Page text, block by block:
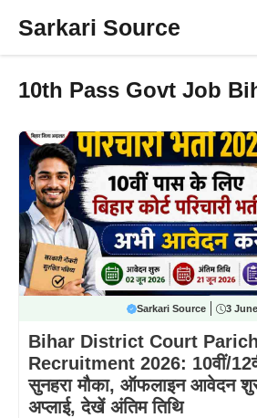
Sarkari Source
10th Pass Govt Job
Sarkari Source 3
Bihar District Court
Recruitment 2026: 10वीं/
सुनहरा मौका, ऑफलाइन आवेदन
अप्लाई, देखें अंतिम तिथि